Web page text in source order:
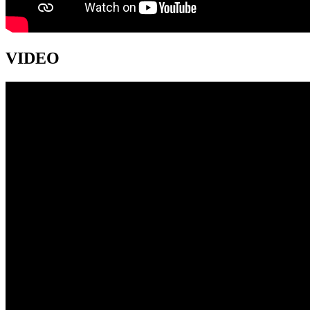
VIDEO